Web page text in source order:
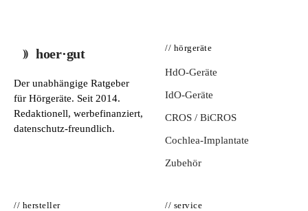
hoer·gut
Der unabhängige Ratgeber
für Hörgeräte. Seit 2014.
Redaktionell, werbefinanziert,
datenschutz-freundlich.
// hörgeräte
HdO-Geräte
IdO-Geräte
CROS / BiCROS
Cochlea-Implantate
Zubehör
// hersteller // service